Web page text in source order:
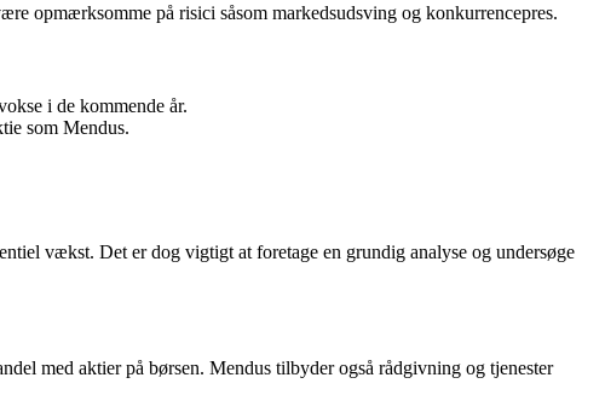
opmærksomme på risici såsom markedsudsving og konkurrencepres.
i de kommende år.
som Mendus.
vækst. Det er dog vigtigt at foretage en grundig analyse og undersøge
med aktier på børsen. Mendus tilbyder også rådgivning og tjenester